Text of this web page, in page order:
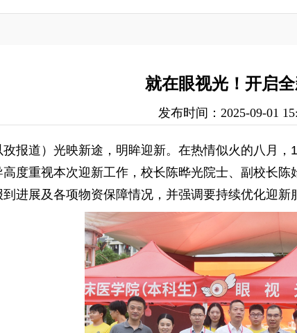
就在眼视光！开启
发布时间：2025-09-01
报道）光映新途，明眸迎新。在热情似火的八月
高度重视本次迎新工作，校长陈晔光院士、副校长陈
进展及各项物资保障情况， 并强调要持续优化迎新